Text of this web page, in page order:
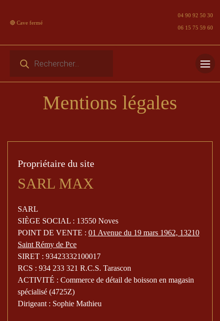
🔴 Cave fermé
04 90 92 50 30
06 15 75 59 60
Mentions légales
Propriétaire du site
SARL MAX
SARL
SIÈGE SOCIAL : 13550 Noves
POINT DE VENTE : 01 Avenue du 19 mars 1962, 13210
Saint Rémy de Pce
SIRET : 93423332100017
RCS : 934 233 321 R.C.S. Tarascon
ACTIVITÉ : Commerce de détail de boisson en magasin
spécialisé (4725Z)
Dirigeant : Sophie Mathieu